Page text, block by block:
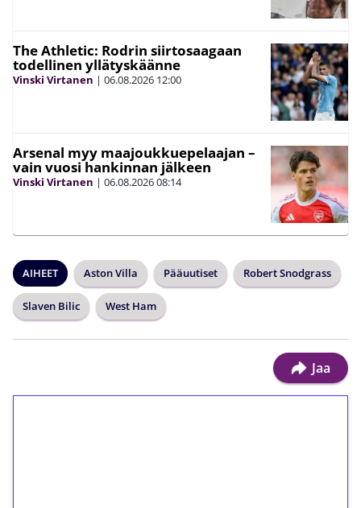
The Athletic: Rodrin siirtosaagaan
todellinen yllätyskäänne
Vinski Virtanen | 06.08.2026 12:00
Arsenal myy maajoukkuepelaajan –
vain vuosi hankinnan jälkeen
Vinski Virtanen | 06.08.202608:14
AIHEET Aston Villa Pääuutiset Robert Snodgrass
Slaven Bilic West Ham
Jaa